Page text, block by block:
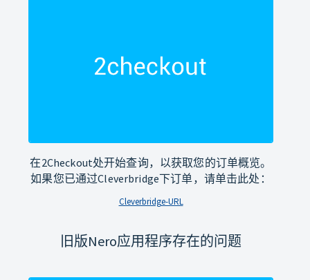
在2Checkout处开始查询，以获取您的订单概览。
如果您已通过Cleverbridge下订单，请单击此处：
Cleverbridge-URL
旧版Nero应用程序存在的问题